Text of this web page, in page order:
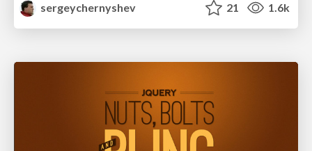
sergeychernyshev
21 1.6k